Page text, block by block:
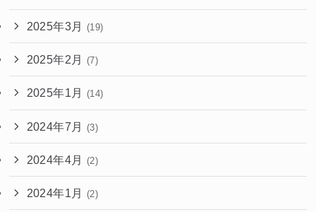
2025年3月 (19)
2025年2月 (7)
2025年1月 (14)
2024年7月 (3)
2024年4月 (2)
2024年1月 (2)